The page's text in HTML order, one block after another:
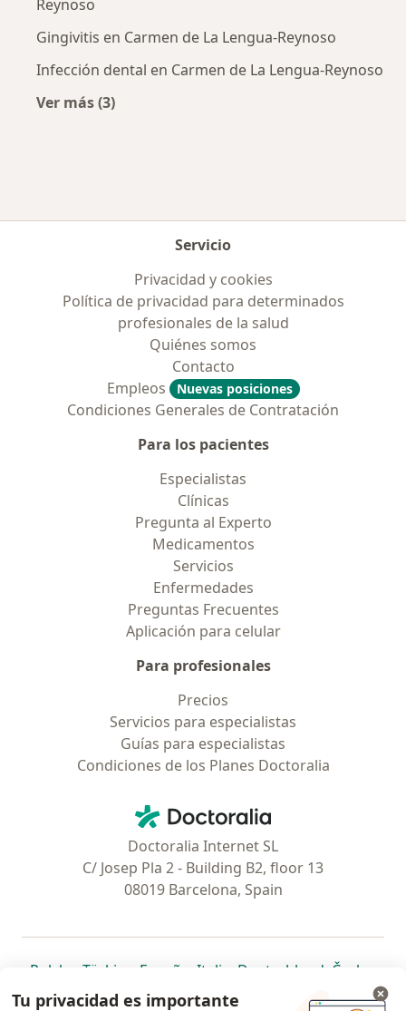
Reynoso
Gingivitis en Carmen de La Lengua-Reynoso
Infección dental en Carmen de La Lengua-Reynoso
Ver más (3)
Servicio
Privacidad y cookies
Política de privacidad para determinados
profesionales de la salud
Quiénes somos
Contacto
Empleos
Nuevas posiciones
Condiciones Generales de Contratación
Para los pacientes
Especialistas
Clínicas
Pregunta al Experto
Medicamentos
Servicios
Enfermedades
Preguntas Frecuentes
Aplicación para celular
Para profesionales
Precios
Servicios para especialistas
Guías para especialistas
Condiciones de los Planes Doctoralia
Doctoralia - Página de inicio
Doctoralia Internet SL
C/ Josep Pla 2 - Building B2, floor 13
08019 Barcelona, Spain
Polska se abre en una nueva pestaña
Türkiye se abre en una nueva pestaña
España se abre en una nueva pestaña
Italia se abre en una nueva
Deutschlandse abre en
Česko
Portugal
se abre en una nueva pestaña
México se abre en una nueva pestaña
Chile se abre en una nueva pestaña
Brasil se abre en una nueva
se abre en
se
Tu privacidad es importante